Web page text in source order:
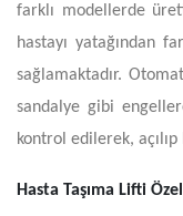
farklı modellerde
hastayı yatağından
sağlamaktadır.
sandalye gibi
kontrol edilerek, açılıp
Hasta Taşıma Lifti